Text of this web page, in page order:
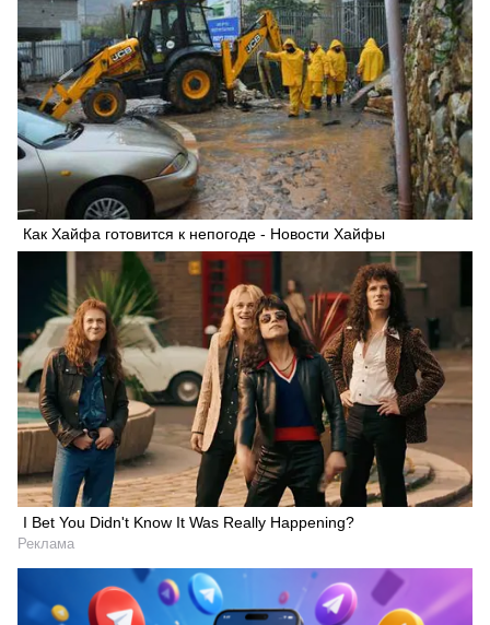
Как Хайфа готовится к непогоде - Новости Хайфы
I Bet You Didn't Know It Was Really Happening?
Реклама